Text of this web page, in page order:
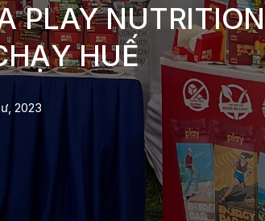
PLAY NUTRITION
HUẾ
2023